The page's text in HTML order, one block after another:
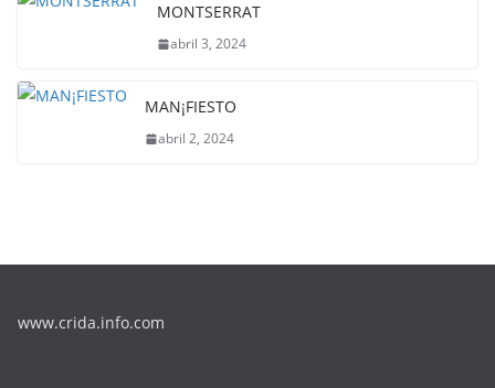
MONTSERRAT
abril 3, 2024
MAN¡FIESTO
abril 2, 2024
www.crida.info.com